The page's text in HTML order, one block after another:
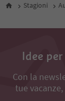
Stagioni
Idee
Con la
tue